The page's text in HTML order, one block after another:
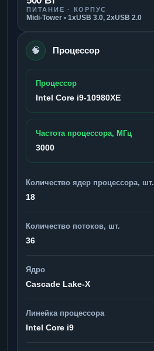
ПИТАНИЕ · КОРПУС
Midi-Tower • 1xUSB 3.0, 2xUSB 2.0
🧠 Процессор
Процессор
Intel Core i9-10980XE
Частота процессора, МГц
3000
Количество ядер процессора, шт.
18
Количество потоков, шт.
36
Ядро
Cascade Lake-X
Линейка процессора
Intel Core i9